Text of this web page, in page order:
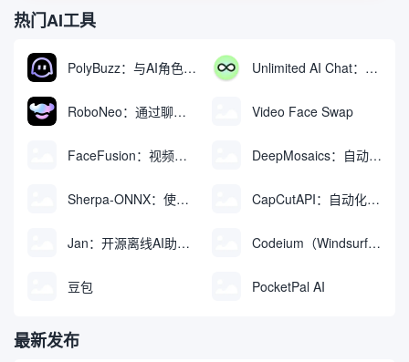
热门AI工具
PolyBuzz：与AI角色互动的免费聊天与角色扮演平台 Unlimited AI Chat：免费无限制的AI聊天工具
RoboNeo：通过聊天生成和编辑视频与图像的AI工具 Video Face Swap
FaceFusion：视频换脸增强工具|语音同步视频嘴型动作 DeepMosaics：自动去除图像和视频中的马赛克，或向其添加马赛克
Sherpa-ONNX：使用ONNXRuntime实现离线语音识别和合成 CapCutAPI：自动化控制CapCut视频剪辑的开源工具
Jan：开源离线AI助手，ChatGPT 替代品，运行本地AI模型或连接云端AI Codeium（Windsurf Editor）：免费的AI代码补全与聊天工具，Windsurf以对话方式编写完整项目代码
豆包 PocketPal AI
最新发布